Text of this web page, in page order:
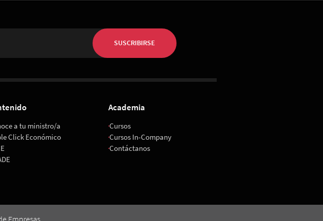
SUSCRIBIRSE
a tu ministro/a
Click Económico
Academia
Cursos
Cursos In-Company
Contáctanos
Empresas